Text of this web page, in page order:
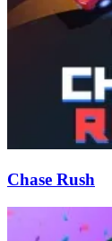
Chase Rush